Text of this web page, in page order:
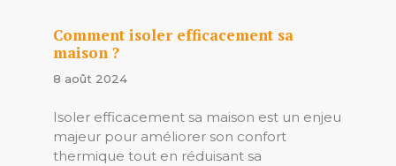
Comment isoler efficacement sa
maison ?
8 août 2024
Isoler efficacement sa maison est un enjeu
majeur pour améliorer son confort
thermique tout en réduisant sa